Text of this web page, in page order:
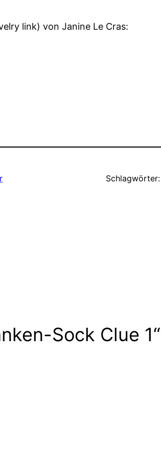
link) von Janine Le Cras:
Schlagwörter:
Sock Clue 1“